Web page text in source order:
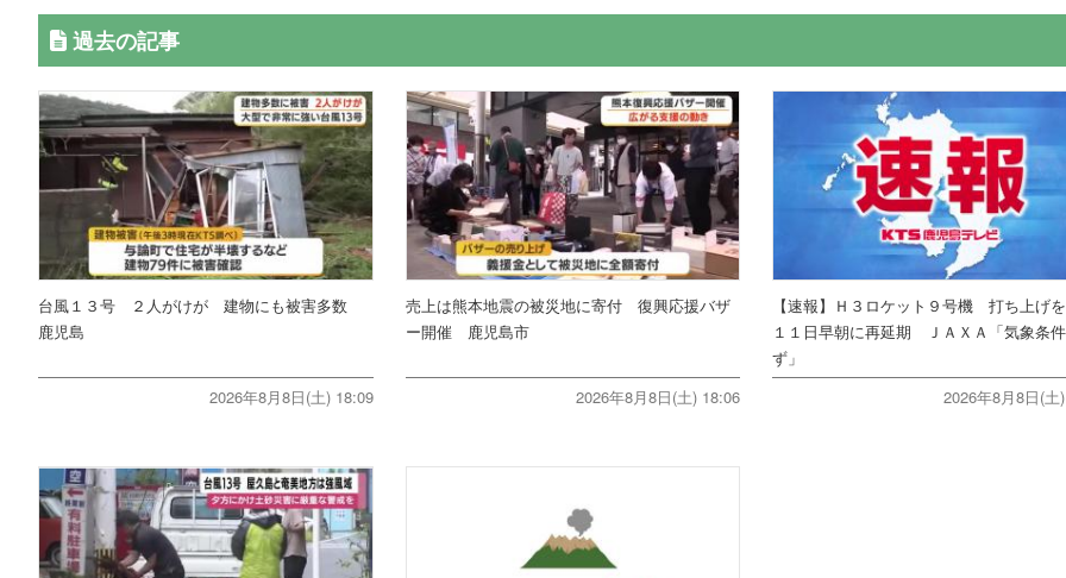
過去の記事
台風１３号 ２人がけが 建物にも被害多数
鹿児島
2026年8月8日(土) 18:09
売上は熊本地震の被災地に寄付 復興応援バザ
ー開催 鹿児島市
2026年8月8日(土) 18:06
【速報】Ｈ３ロケット９号機 打ち上げ
１１日早朝に再延期 ＪＡＸＡ「気象条
ず」
2026年8月8日(土